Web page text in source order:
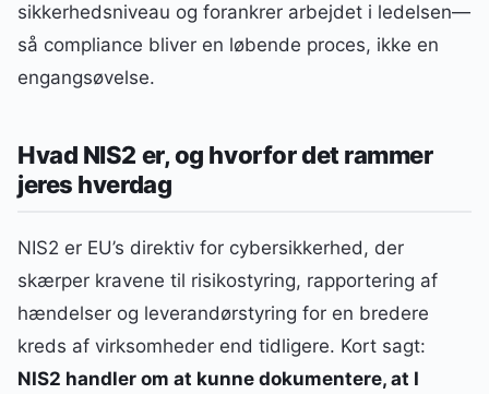
sikkerhedsniveau og forankrer arbejdet i ledelsen—
så compliance bliver en løbende proces, ikke en
engangsøvelse.
Hvad NIS2 er, og hvorfor det rammer
jeres hverdag
NIS2 er EU’s direktiv for cybersikkerhed, der
skærper kravene til risikostyring, rapportering af
hændelser og leverandørstyring for en bredere
kreds af virksomheder end tidligere. Kort sagt:
NIS2 handler om at kunne dokumentere, at I